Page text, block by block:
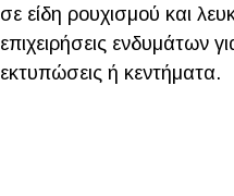
σε είδη ρουχισμού και
επιχειρήσεις ενδυμάτων
εκτυπώσεις ή κεντήματα.